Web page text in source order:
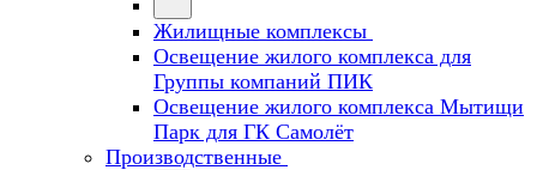
Жилищные комплексы
Освещение жилого комплекса для
Группы компаний ПИК
Освещение жилого комплекса Мытищи
Парк для ГК Самолёт
Производственные